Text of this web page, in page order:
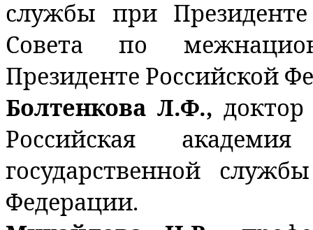
службы при
Совета по
Президенте Российской
Болтенкова Л.Ф.,
Российская
государственной
Федерации.